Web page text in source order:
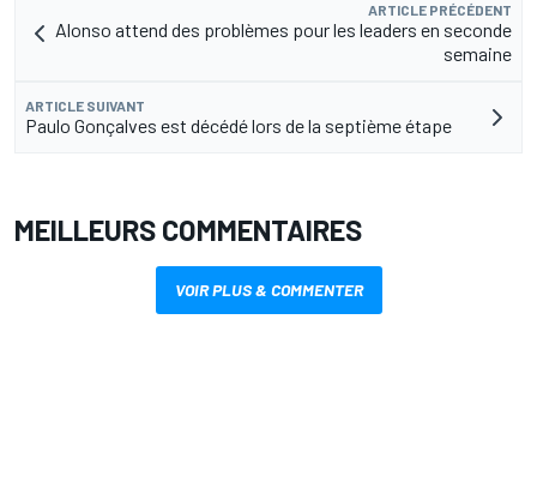
ARTICLE PRÉCÉDENT
Alonso attend des problèmes pour les leaders en seconde
semaine
ARTICLE SUIVANT
Paulo Gonçalves est décédé lors de la septième étape
MEILLEURS COMMENTAIRES
VOIR PLUS & COMMENTER